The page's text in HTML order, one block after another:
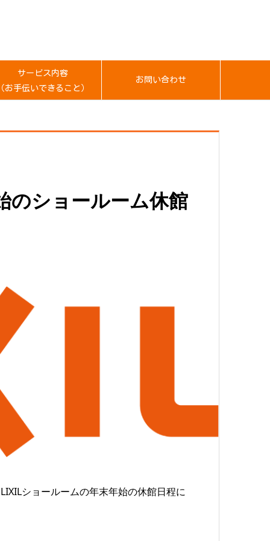
サービス内容
お手伝いできること）
お問い合わせ
のショールーム休館
ショールームの年末年始の休館日程に